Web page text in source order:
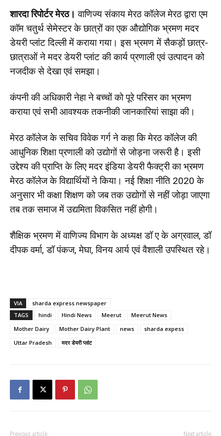
शारदा रिपोर्टर मेरठ। वाणिज्य संकाय मेरठ कॉलेज मेरठ द्वारा एम
कॉम चतुर्थ सेमेस्टर के छात्रों का एक औद्योगिक भ्रमण मदर
डेयरी प्लांट दिल्ली में कराया गया। इस भ्रमण में सैकड़ों छात्र-
छात्राओं ने मदर डेयरी प्लांट की कार्य प्रणाली एवं उत्पादन को
नजदीक से देखा एवं समझा।
कंपनी की अधिकारी नेहा ने बच्चों को पूरे परिसर का भ्रमण
कराया एवं सभी आवश्यक तकनीकी जानकारियां साझा की।
मेरठ कॉलेज के सचिव विवेक गर्ग ने कहा कि मेरठ कॉलेज की
आधुनिक शिक्षा प्रणाली को उद्योगों से जोड़ना जरूरी है। इसी
उद्देश्य की प्राप्ति के लिए मदर इंडिया डेयरी फैक्ट्री का भ्रमण
मेरठ कॉलेज के विद्यार्थियों ने किया। नई शिक्षा नीति 2020 के
अनुसार भी कक्षा शिक्षण को जब तक उद्योगों से नहीं जोड़ा जाएगा
तब तक समाज में उद्यमिता विकसित नहीं होगी।
शैक्षिक भ्रमण में वाणिज्य विभाग के अध्यक्ष डॉ ए के अग्रवाल, डॉ
दीपक वर्मा, डॉ पंकज, मेघा, विनय आर्य एवं वैशाली उपस्थित रहे।
VIA
sharda express newspaper
TAGS
hindi Hindi News Meerut
Meerut News
Mother Dairy
Mother Dairy Plant news
sharda expess
Uttar Pradesh
मदर डेयरी प्लांट
Previous article Next article